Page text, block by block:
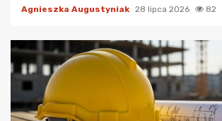
Agnieszka Augustyniak 28 lipca 2026 82